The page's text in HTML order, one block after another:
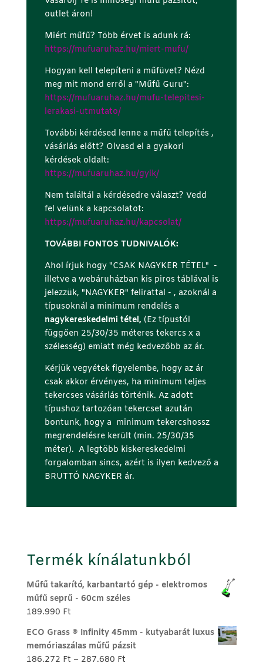
outlet áron!
Miért műfű? Több érvet is adunk rá:
https://mufuaruhaz.hu/miert-mufu/
Hogyan kell telepíteni a műfüvet? Nézd
meg mit mond erről a "Műfű Guru":
https://mufuaruhaz.hu/mufu-telepitesi-
lerakasi-utmutato/
További kérdésed lenne a műfű telepítés ,
vásárlás előtt? Olvasd el a gyakori
kérdések oldalt:
https://mufuaruhaz.hu/gyik/
Nem találtál a kérdésedre választ? Vedd
fel velünk a kapcsolatot:
https://mufuaruhaz.hu/kapcsolat/
TOVÁBBI FONTOS TUDNIVALÓK:
Ahol írjuk hogy "CSAK NAGYKER TÉTEL" -
illetve a webáruházban kis piros táblával is
jelezzük, "NAGYKER" felirattal - , azoknál a
típusoknál a minimum rendelés a
nagykereskedelmi tétel, (Ez típustól
függően 25/30/35 méteres tekercs x a
szélesség) emiatt még kedvezőbb az ár.
Kérjük vegyétek figyelembe, hogy az ár
csak akkor érvényes, ha minimum teljes
tekercses vásárlás történik. Az adott
típushoz tartozóan tekercset azután
bontunk, hogy a minimum tekercshossz
megrendelésre került (min. 25/30/35
méter). A legtöbb kiskereskedelmi
forgalomban sincs, azért is ilyen kedvező a
BRUTTÓ NAGYKER ár.
Termék kínálatunkból
Műfű takarító, karbantartó gép - elektromos
műfű seprű - 60cm széles
189.990 Ft
ECO Grass ® Infinity 45mm - kutyabarát luxus
memóriaszálas műfű pázsit
186.272 Ft – 287.680 FtÁrtartomány: